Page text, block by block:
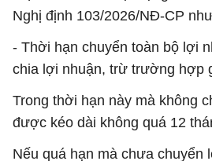
Nghị định 103/2026/NĐ-CP
- Thời hạn chuyển toàn bộ lợi
chia lợi nhuận, trừ trường hợp
Trong thời hạn này mà không
được kéo dài không quá 12
Nếu quá hạn mà chưa